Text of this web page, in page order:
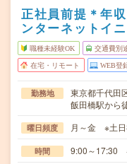
正社員前提＊年
ンターネットイ
職種未経験OK 交通費別
在宅・リモート WEB登
勤務地
東京都千代田
飯田橋駅から
曜日頻度 月～金 ※土日
時間 9:00～17:30